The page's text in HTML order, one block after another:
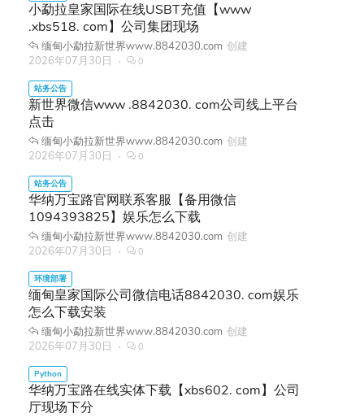
小勐拉皇家国际在线USBT充值【www
.xbs518. com】公司集团现场
缅甸小勐拉新世界www.8842030.com 创建
2026年07月30日
0
新世界微信www .8842030. com公司线上平台
点击
缅甸小勐拉新世界www.8842030.com 创建
2026年07月30日
0
华纳万宝路官网联系客服【备用微信
1094393825】娱乐怎么下载
缅甸小勐拉新世界www.8842030.com 创建
2026年07月30日
0
缅甸皇家国际公司微信电话8842030. com娱乐
怎么下载安装
缅甸小勐拉新世界www.8842030.com 创建
2026年07月30日
0
华纳万宝路在线实体下载【xbs602. com】公司
厅现场下分